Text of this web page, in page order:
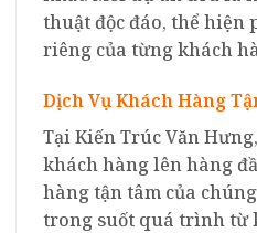
thuật độc đáo, thể hiện
riêng của từng khách
Dịch Vụ Khách Hàng
Tại Kiến Trúc Văn
khách hàng lên hàng
hàng tận tâm của
trong suốt quá trình từ